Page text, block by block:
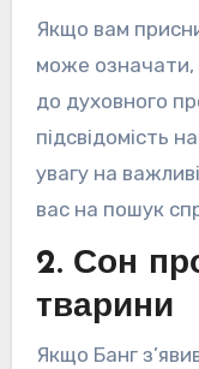
Якщо вам
може означати,
до духовного
підсвідомість
увагу на
вас на пошук
2. Сон
тварини
Якщо Банг